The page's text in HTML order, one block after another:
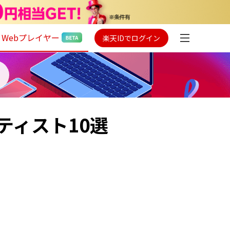
Webプレイヤー 楽天IDでログイン
ィスト10選